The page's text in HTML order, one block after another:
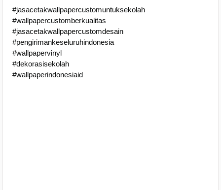
#jasacetakwallpapercustomuntuksekolah
#wallpapercustomberkualitas
#jasacetakwallpapercustomdesain
#pengirimankeseluruhindonesia
#wallpapervinyl
#dekorasisekolah
#wallpaperindonesiaid